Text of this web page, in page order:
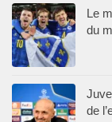
Le
du
de